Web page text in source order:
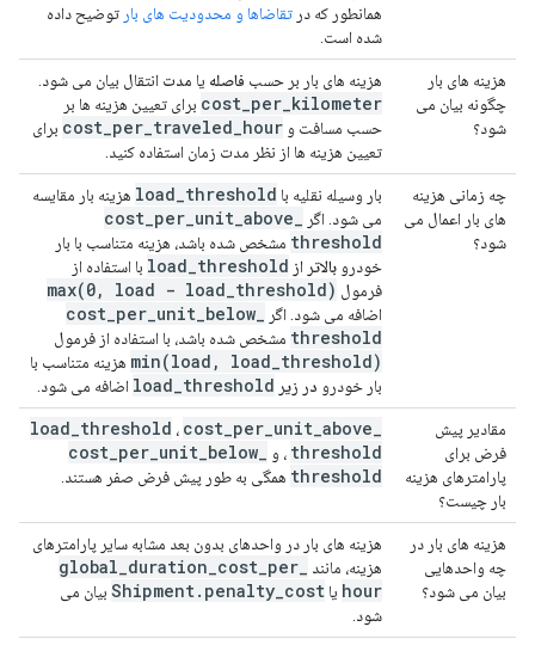
همانطور که در تقاضاها و محدودیت های بار توضیح داده
شده است.
هزینه های بار
چگونه بیان می
شود؟
هزینه های بار بر حسب فاصله یا مدت انتقال بیان می شود.
cost per kilometer
برای تعیین هزینه ها بر
حسب مسافت و
cost per traveled hour
برای
تعیین هزینه ها از نظر مدت زمان استفاده کنید.
چه زمانی هزینه
های بار اعمال می
شود؟
بار وسیله نقلیه با load threshold
هزینه بار مقایسه
می شود. اگر
cost per unit above
threshold مشخص شده باشد، هزینه متناسب با بار
خودرو بالاتر از load threshold
با استفاده از
فرمول
max(0, load - load threshold)
اضافه می شود. اگر cost per unit below
threshold مشخص شده باشد، با استفاده از فرمول
min(load , load threshold)
هزینه متناسب با
بار خودرو در زیر load threshold اضافه می شود.
مقادیر پیش
فرض برای
پارامترهای هزینه
بار چیست؟
load threshold ، cost per unit above
threshold ، و cost per unit below
threshold همگی به طور پیش فرض صفر هستند.
هزینه های بار در
چه واحدهایی
بیان می شود؟
هزینه های بار در واحدهای بدون بعد مشابه سایر پارامترهای
هزینه، مانند
global duration cost per
hour یا Shipment. penalty cost
بیان می
شود.